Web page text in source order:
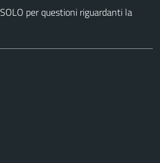
per questioni riguardanti la